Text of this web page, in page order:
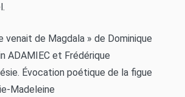
venait de Magdala » de Dominique
ADAMIEC et Frédérique
Évocation poétique de la figue
Madeleine